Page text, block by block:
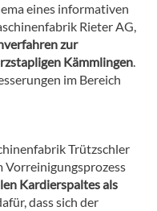
eines informativen
Rieter AG,
zur
Kämmlingen.
im Bereich
Trützschler
Vorreinigungsprozess
Kardierspaltes als
dass sich der